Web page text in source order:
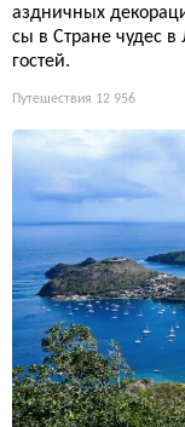
аздничных
сы в Стране чудес
гостей.
Путешествия 12 956